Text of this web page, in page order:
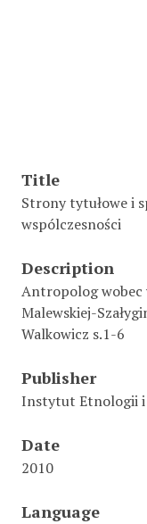
Title
Strony tytułowe i
wspólczesności
Description
Antropolog wobec
Malewskiej-
Walkowicz s.1-6
Publisher
Instytut Etnologii
Date
2010
Language